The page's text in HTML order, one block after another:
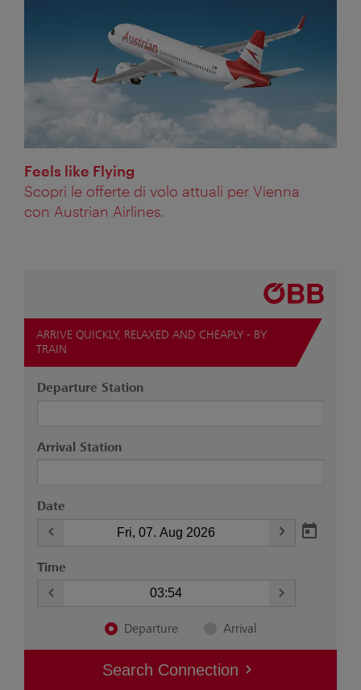
Feels like Flying
Scopri le offerte di volo attuali per Vienna
con Austrian Airlines.